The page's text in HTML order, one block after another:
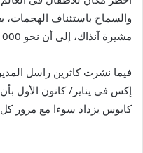
والسماح باستئناف الهجمات،
مشيرة آنذاك، إلى أن نحو 1000 طفل تعرضوا لبتر في الأطراف.
فيما نشرت كاثرين راسل
إكس في يناير/ كانون الأول
كابوس يزداد سوءا مع مرور كل